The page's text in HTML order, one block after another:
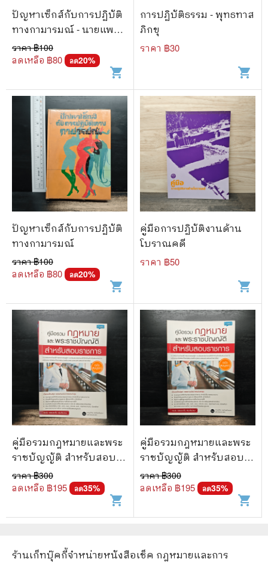
ปัญหาเซ็กส์กับการปฏิบัติ
ทางกามารมณ์ - นายแพทย์
วิเชียร
ราคา ฿100
ลดเหลือ ฿80 ลด20%
shopping_cart
การปฏิบัติธรรม - พุทธทาส
ภิกขุ
ราคา ฿30
shopping_cart
ปัญหาเซ็กส์กับการปฏิบัติ
ทางกามารมณ์
ราคา ฿100
ลดเหลือ ฿80 ลด20%
shopping_cart
คู่มือการปฏิบัติงานด้าน
โบราณคดี
ราคา ฿50
shopping_cart
คู่มือรวมกฎหมายและพระ
ราชบัญญัติ สำหรับสอบ
ข้าราชการ
ราคา ฿300
ลดเหลือ ฿195 ลด35%
shopping_cart
คู่มือรวมกฎหมายและพระ
ราชบัญญัติ สำหรับสอบ
ข้าราชการ
ราคา ฿300
ลดเหลือ ฿195 ลด35%
shopping_cart
ร้านเก็ทบุ๊คกี้จำหน่ายหนังสือเช็ค กฎหมายและการ